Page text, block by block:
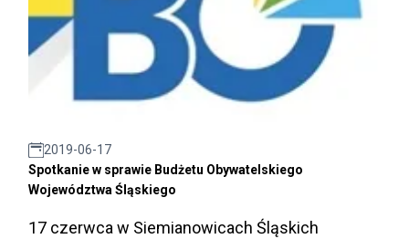
2019-06-17
Spotkanie w sprawie Budżetu Obywatelskiego
Województwa Śląskiego
17 czerwca w Siemianowicach Śląskich